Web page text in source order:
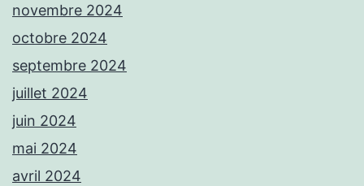
novembre 2024
octobre 2024
septembre 2024
juillet 2024
juin 2024
mai 2024
avril 2024